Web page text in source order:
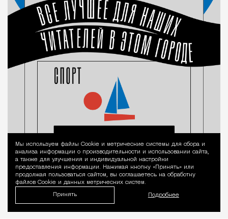
Уведомление
Мы используем файлы Сookie и метрические системы для сбора и
анализа информации о производительности и использовании сайта,
а также для улучшения и индивидуальной настройки
предоставления информации. Нажимая кнопку «Принять» или
продолжая пользоваться сайтом, вы соглашаетесь на обработку
файлов Cookie и данных метрических систем.
Принять Подробнее